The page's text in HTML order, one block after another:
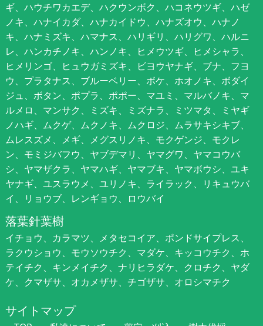
ギ、ハウチワカエデ、ハクウンボク、ハコネウツギ、ハゼ
ノキ、ハナイカダ、ハナカイドウ、ハナズオウ、ハナノ
キ、ハナミズキ、ハマナス、ハリギリ、ハリグワ、ハルニ
レ、ハンカチノキ、ハンノキ、ヒメウツギ、ヒメシャラ、
ヒメリンゴ、ヒュウガミズキ、ビヨウヤナギ、ブナ、フヨ
ウ、プラタナス、ブルーベリー、ボケ、ホオノキ、ボダイ
ジュ、ボタン、ポプラ、ポポー、マユミ、マルバノキ、マ
ルメロ、マンサク、ミズキ、ミズナラ、ミツマタ、ミヤギ
ノハギ、ムクゲ、ムクノキ、ムクロジ、ムラサキシキブ、
ムレスズメ、メギ、メグスリノキ、モクゲンジ、モクレ
ン、モミジバフウ、ヤブデマリ、ヤマグワ、ヤマコウバ
シ、ヤマザクラ、ヤマハギ、ヤマブキ、ヤマボウシ、ユキ
ヤナギ、ユスラウメ、ユリノキ、ライラック、リキュウバ
イ、リョウブ、レンギョウ、ロウバイ
落葉針葉樹
イチョウ、カラマツ、メタセコイア、ポンドサイプレス、
ラクウショウ、モウソウチク、マダケ、キッコウチク、ホ
テイチク、キンメイチク、ナリヒラダケ、クロチク、ヤダ
ケ、クマザサ、オカメザサ、チゴザサ、オロシマチク
サイトマップ